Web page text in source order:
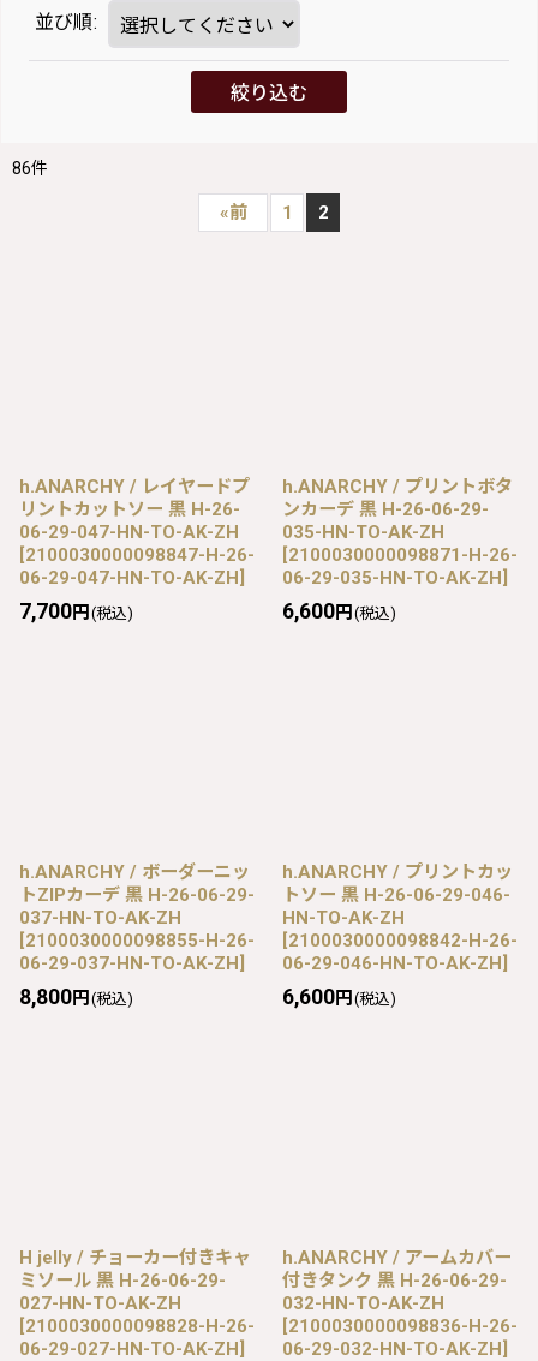
並び順:
絞り込む
86件
«前 1 2
h.ANARCHY / レイヤードプ
リントカットソー 黒 H-26-
06-29-047-HN-TO-AK-ZH
[2100030000098847-H-26-
06-29-047-HN-TO-AK-ZH]
7,700円 (税込)
h.ANARCHY / プリントボタ
ンカーデ 黒 H-26-06-29-
035-HN-TO-AK-ZH
[2100030000098871-H-26-
06-29-035-HN-TO-AK-ZH]
6,600円 (税込)
h.ANARCHY / ボーダーニッ
トZIPカーデ 黒 H-26-06-29-
037-HN-TO-AK-ZH
[2100030000098855-H-26-
06-29-037-HN-TO-AK-ZH]
8,800円 (税込)
h.ANARCHY / プリントカッ
トソー 黒 H-26-06-29-046-
HN-TO-AK-ZH
[2100030000098842-H-26-
06-29-046-HN-TO-AK-ZH]
6,600円 (税込)
H jelly / チョーカー付きキャ
ミソール 黒 H-26-06-29-
027-HN-TO-AK-ZH
[2100030000098828-H-26-
06-29-027-HN-TO-AK-ZH]
h.ANARCHY / アームカバー
付きタンク 黒 H-26-06-29-
032-HN-TO-AK-ZH
[2100030000098836-H-26-
06-29-032-HN-TO-AK-ZH]